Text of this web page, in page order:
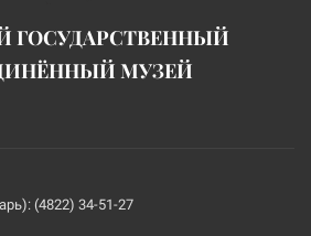
ГОСУДАРСТВЕННЫЙ
МУЗЕЙ
(4822) 34-51-27